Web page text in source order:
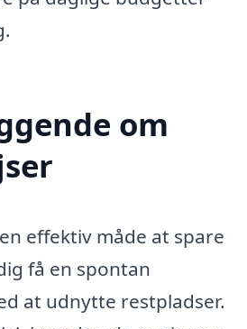
om
effektiv måde at spare
få en spontan
at udnytte restpladser.